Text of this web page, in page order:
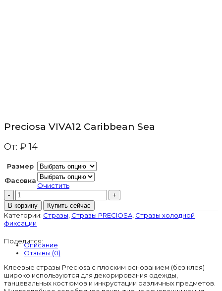
Preciosa VIVA12 Caribbean Sea
От: ₽14
Размер
Фасовка
Очистить
Количество
товара
Preciosa
VIVA12
Caribbean
В корзину Купить сейчас
Категории: Стразы Стразы PRECIOSA Стразы холодной
фиксации
Поделится:
Описание
Отзывы (0)
Клеевые стразы Preciosa с плоским основанием (без клея)
широко используются для декорирования одежды,
танцевальных костюмов и инкрустации различных предметов.